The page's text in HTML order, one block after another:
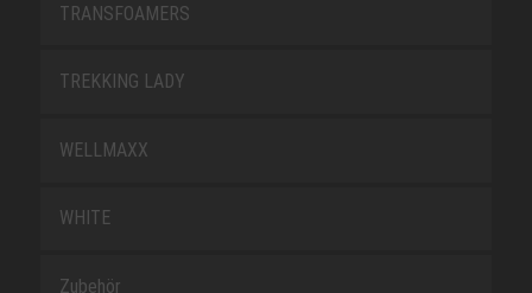
TRANSFOAMERS
TREKKING LADY
WELLMAXX
WHITE
Zubehör